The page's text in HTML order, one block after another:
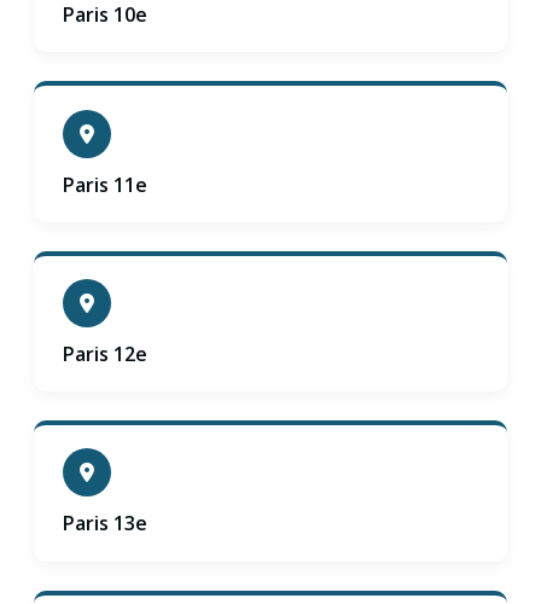
Paris 10e
Paris 11e
Paris 12e
Paris 13e